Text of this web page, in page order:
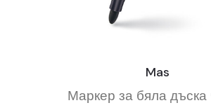
Mas
Маркер за бяла дъска